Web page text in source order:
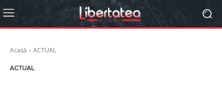
Acasă ACTUAL
ACTUAL